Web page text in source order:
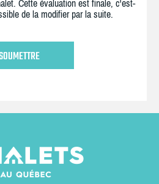
Cette évaluation est finale, c'est-
de la modifier par la suite.